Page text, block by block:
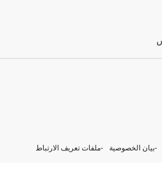
بيان الخصوصية ملفات تعريف الارتباط